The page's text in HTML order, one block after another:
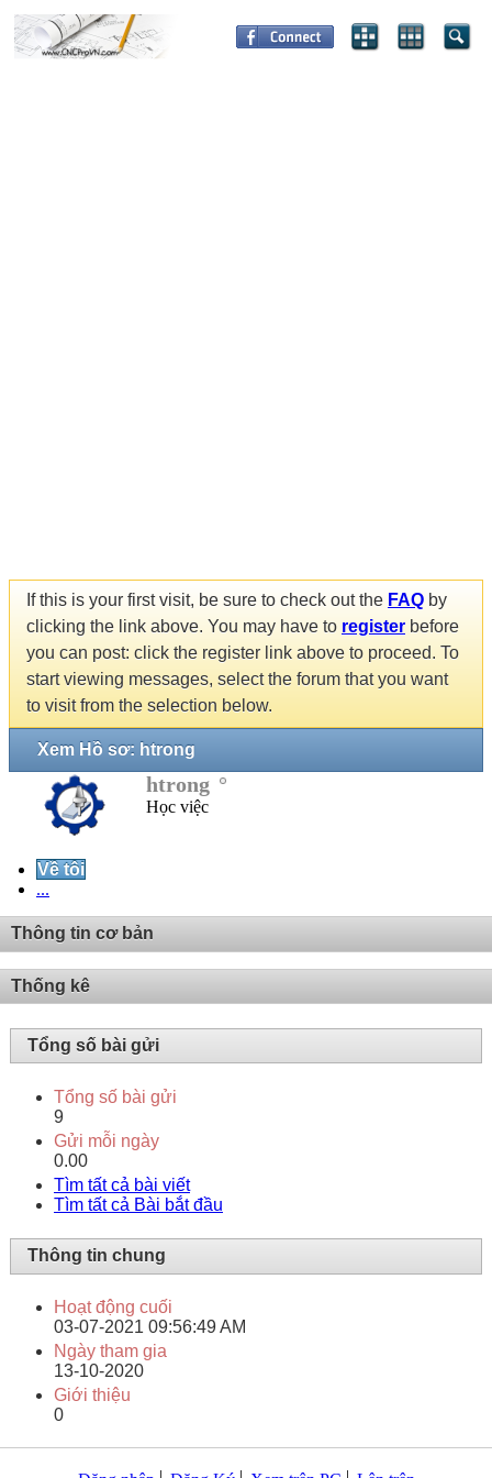
If this is your first visit, be sure to check out the FAQ by
clicking the link above. You may have to register before
you can post: click the register link above to proceed. To
start viewing messages, select the forum that you want
to visit from the selection below.
Xem Hồ sơ: htrong
htrong
Học việc
Về tôi
...
Thông tin cơ bản
Thống kê
Tổng số bài gửi
Tổng số bài gửi
9
Gửi mỗi ngày
0.00
Tìm tất cả bài viết
Tìm tất cả Bài bắt đầu
Thông tin chung
Hoạt động cuối
03-07-2021 09:56:49 AM
Ngày tham gia
13-10-2020
Giới thiệu
0